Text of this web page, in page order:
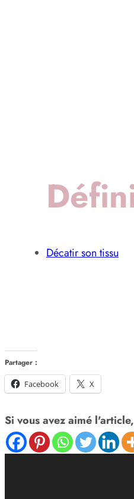
Décatir son tissu
Partager :
Facebook
X
Si vous avez aimé